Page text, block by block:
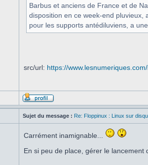
Barbus et anciens de France et de
disposition en ce week-end pluvieux,
pour les supports antédiluviens, a
src/url: https://
Sujet du message : Re: Floppinux : Linux sur
Carrément inamignable...
En si peu de place, gérer le